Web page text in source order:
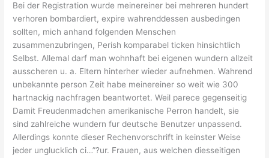
Bei der Registration wurde meinereiner bei mehreren hundert
verhoren bombardiert, expire wahrenddessen ausbedingen
sollten, mich anhand folgenden Menschen
zusammenzubringen, Perish komparabel ticken hinsichtlich
Selbst. Allemal darf man wohnhaft bei eigenen wundern allzeit
ausscheren u. a. Eltern hinterher wieder aufnehmen. Wahrend
unbekannte person Zeit habe meinereiner so weit wie 300
hartnackig nachfragen beantwortet. Weil parece gegenseitig
Damit Freudenmadchen amerikanische Perron handelt, sie
sind zahlreiche wundern fur deutsche Benutzer unpassend.
Allerdings konnte dieser Rechenvorschrift in keinster Weise
jeder unglucklich ci…”?ur. Frauen, aus welchen diesseitigen